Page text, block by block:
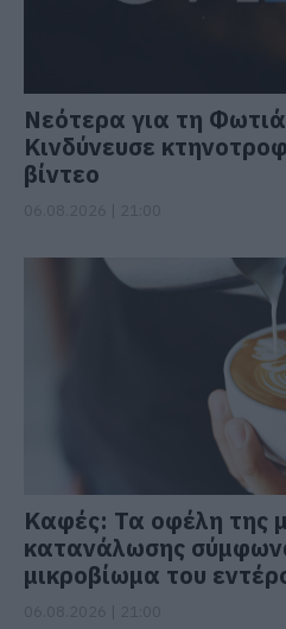
Νεότερα για τη
Κινδύνευσε
βίντεο
Καφές: Τα οφέλη της
κατανάλωσης
μικροβίωμα του